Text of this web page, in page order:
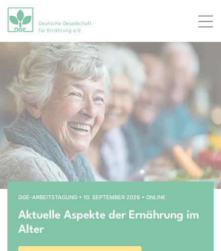
Deutsche Gesellschaft
für Ernährung e.V.
Startseite
Bühnenslider überspringen
DGE-ARBEITSTAGUNG • 10. SEPTEMBER 2026 • ONLINE
Aktuelle Aspekte der Ernährung im
Alter